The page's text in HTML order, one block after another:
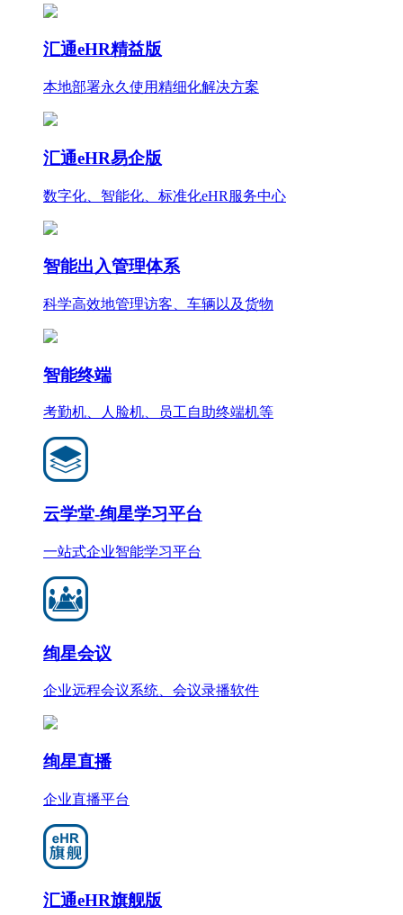
汇通eHR精益版
本地部署永久使用精细化解决方案
汇通eHR易企版
数字化、智能化、标准化eHR服务中心
智能出入管理体系
科学高效地管理访客、车辆以及货物
智能终端
考勤机、人脸机、员工自助终端机等
云学堂-绚星学习平台
一站式企业智能学习平台
绚星会议
企业远程会议系统、会议录播软件
绚星直播
企业直播平台
汇通eHR旗舰版